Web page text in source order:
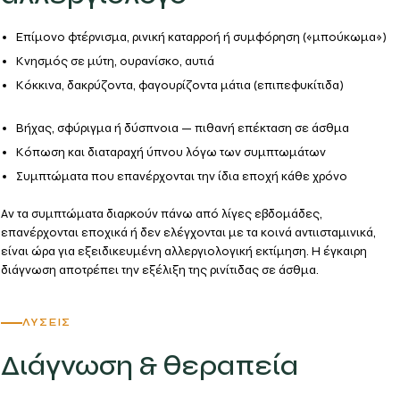
Επίμονο φτέρνισμα, ρινική καταρροή ή συμφόρηση («μπούκωμα»)
Κνησμός σε μύτη, ουρανίσκο, αυτιά
Κόκκινα, δακρύζοντα, φαγουρίζοντα μάτια (επιπεφυκίτιδα)
Βήχας, σφύριγμα ή δύσπνοια — πιθανή επέκταση σε άσθμα
Κόπωση και διαταραχή ύπνου λόγω των συμπτωμάτων
Συμπτώματα που επανέρχονταιτην ίδια εποχή κάθε χρόνο
Αν τα συμπτώματα διαρκούν πάνω από λίγες εβδομάδες,
επανέρχονται εποχικά ή δεν ελέγχονται με τα κοινά αντιισταμινικά,
είναι ώρα για εξειδικευμένη αλλεργιολογική εκτίμηση. Η έγκαιρη
διάγνωση αποτρέπει την εξέλιξη της ρινίτιδας σε άσθμα.
ΛΎΣΕΙΣ
Διάγνωση & θεραπεία